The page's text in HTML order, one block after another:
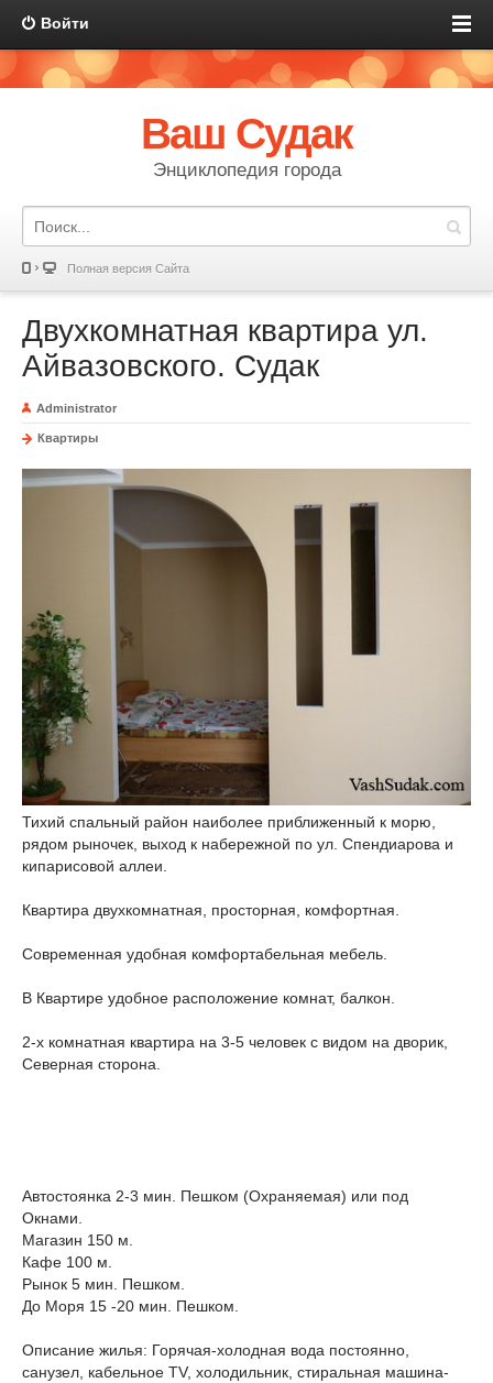
Войти
Ваш Судак
Энциклопедия города
Полная версия Сайта
Двухкомнатная квартира ул.
Айвазовского. Судак
Administrator
Квартиры
Тихий спальный район наиболее приближенный к морю,
рядом рыночек, выход к набережной по ул. Спендиарова и
кипарисовой аллеи.
Квартира двухкомнатная, просторная, комфортная.
Современная удобная комфортабельная мебель.
В Квартире удобное расположение комнат, балкон.
2-x комнатная квартира на 3-5 человек с видом на дворик,
Северная сторона.
Автостоянка 2-3 мин. Пешком (Охраняемая) или под
Окнами.
Магазин 150 м.
Кафе 100 м.
Рынок 5 мин. Пешком.
До Моря 15 -20 мин. Пешком.
Описание жилья: Горячая-холодная вода постоянно,
санузел, кабельное TV, холодильник, стиральная машина-